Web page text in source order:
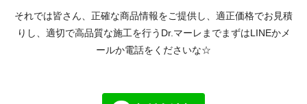
それでは皆さん、正確な商品情報をご提供し、適正価格でお見積
りし、適切で高品質な施工を行うDr.マーレまでまずはLINEかメ
ールか電話をくださいな☆